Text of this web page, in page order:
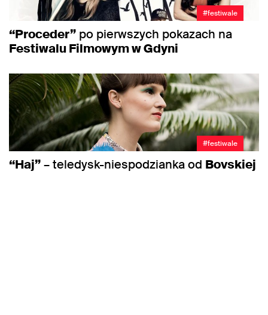
#festiwale
“Proceder” po pierwszych pokazach na
Festiwalu Filmowym w Gdyni
#festiwale
“Haj”– teledysk-niespodzianka od Bovskiej